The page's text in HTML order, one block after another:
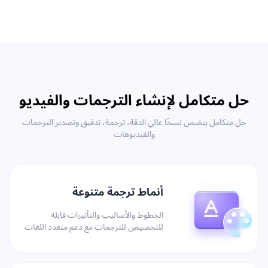
حل متكامل لإنشاء الترجمات والفيديو
حل متكامل يتضمن نسخًا عالي الدقة، ترجمة، تدقيق وتصدير الترجمات
والفيديوهات
أنماط ترجمة متنوعة
الخطوط والأساليب والتأثيرات قابلة
للتخصيص للترجمات مع دعم متعدد اللغات